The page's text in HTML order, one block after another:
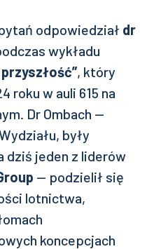
odpowiedział dr
wykładu
, który
roku w auli 615 na
Dr Ombach —
były
dziś jeden z liderów
— podzielił się
lotnictwa,
koncepcjach